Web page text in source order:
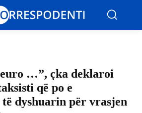
euro …”, çka deklaroi
që po e
dyshuarin për vrasjen